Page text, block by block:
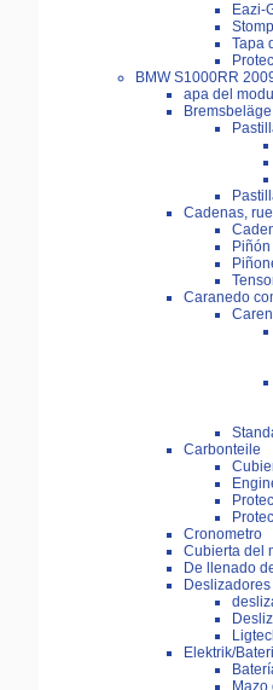
Eazi-
Tapa
BMW S1000RR
apa del
Bremsbeläge
Cadenas,
Piñón
Caranedo
Carbonteile
Cronometro
Cubierta del
De llenado
Elektrik/